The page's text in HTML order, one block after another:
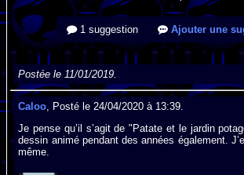
1 suggestion Ajouter une
Postée le 11/01/2019.
Caloo , Posté le 24/04/2020 à 13:39.
Je pense qu’il s’agit de "Patate et le jardin
dessin animé pendant des années également.
même.